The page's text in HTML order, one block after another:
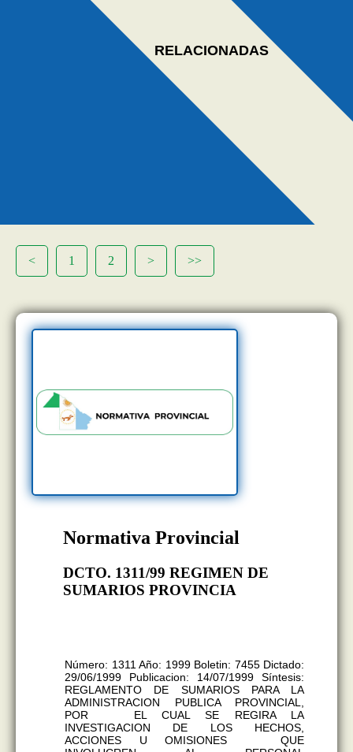
RELACIONADAS
< 1 2 > >>
Normativa Provincial
DCTO. 1311/99 REGIMEN DE
SUMARIOS PROVINCIA
Número: 1311 Año: 1999 Boletin: 7455 Dictado:
29/06/1999 Publicacion: 14/07/1999 Síntesis:
REGLAMENTO DE SUMARIOS PARA LA
ADMINISTRACION PUBLICA PROVINCIAL,
POR EL CUAL SE REGIRA LA
INVESTIGACION DE LOS HECHOS,
ACCIONES U OMISIONES QUE